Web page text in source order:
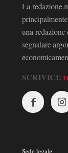
La
una
segnalare
SCRIVICI:
Sede legale